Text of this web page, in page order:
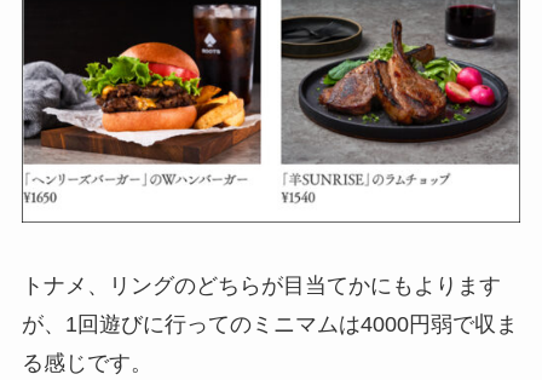
トナメ、リングのどちらが目当てかにもよります
が、1回遊びに行ってのミニマムは4000円弱で収ま
る感じです。